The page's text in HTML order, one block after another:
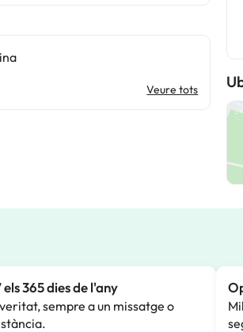
Veure tots
365 dies de l'any
sempre a un missatge o